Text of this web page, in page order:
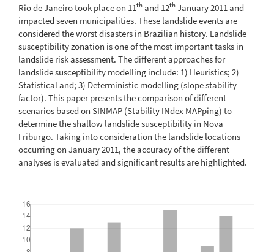
Rio de Janeiro took place on 11th and 12th January 2011 and
impacted seven municipalities. These landslide events are
considered the worst disasters in Brazilian history. Landslide
susceptibility zonation is one of the most important tasks in
landslide risk assessment. The different approaches for
landslide susceptibility modelling include: 1) Heuristics; 2)
Statistical and; 3) Deterministic modelling (slope stability
factor). This paper presents the comparison of different
scenarios based on SINMAP (Stability INdex MAPping) to
determine the shallow landslide susceptibility in Nova
Friburgo. Taking into consideration the landslide locations
occurring on January 2011, the accuracy of the different
analyses is evaluated and significant results are highlighted.